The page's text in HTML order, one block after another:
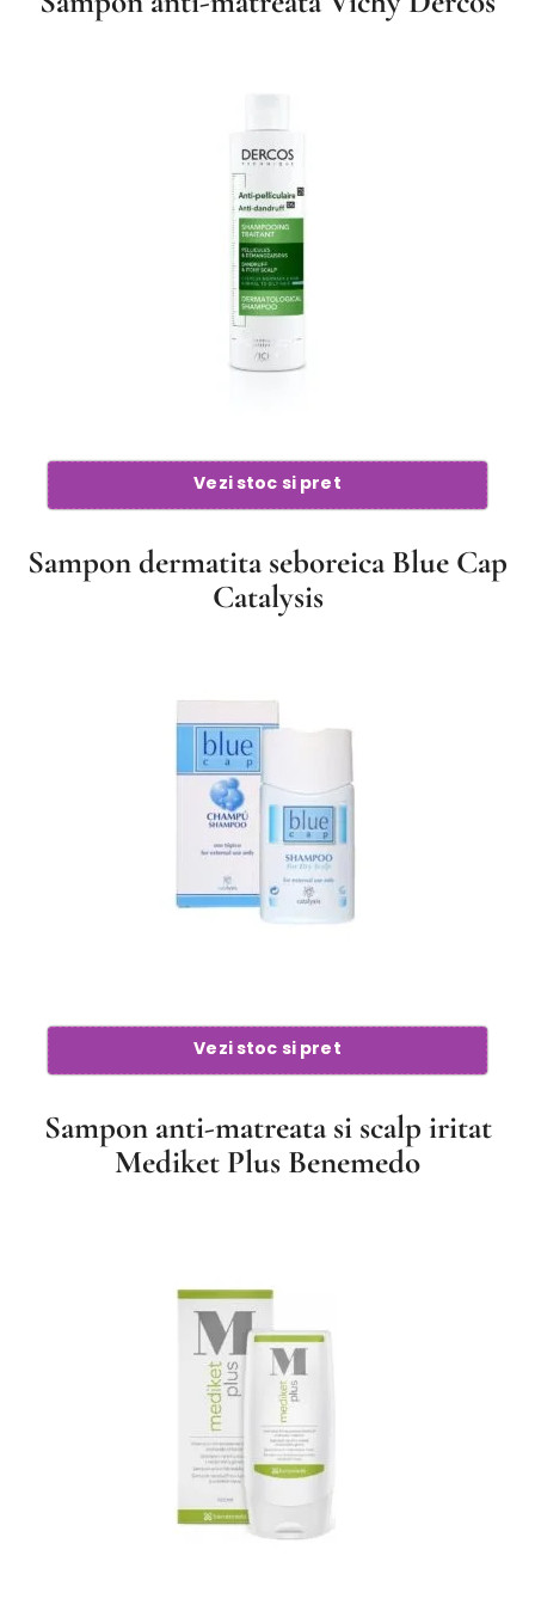
Vezi stoc si pret
Sampon dermatita seboreica Blue Cap
Catalysis
Vezi stoc si pret
Sampon anti-matreata si scalp iritat
Mediket Plus Benemedo